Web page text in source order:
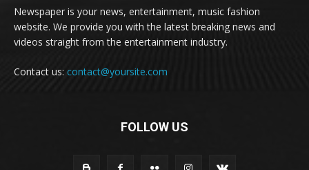
Newspaper is your news, entertainment, music fashion
website. We provide you with the latest breaking news and
videos straight from the entertainment industry.
Contact us: contact@yoursite.com
FOLLOW US